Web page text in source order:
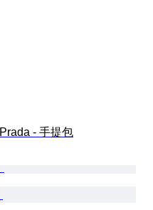
Prada - 手提包